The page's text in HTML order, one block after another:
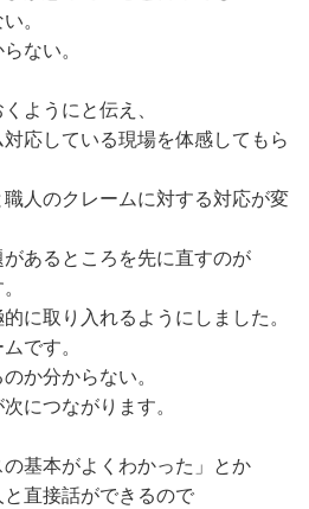
。
ない。
ようにと伝え、
応している現場を体感してもら
人のクレームに対する対応が変
あるところを先に直すのが
に取り入れるようにしました。
です。
か分からない。
につながります。
基本がよくわかった」とか
直接話ができるので